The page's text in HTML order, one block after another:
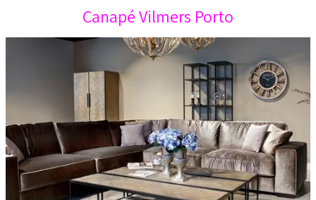
Vente en ligne
A propos
Eclairages & produits▼
Canapés
Catalogue
Contact
BLOG
Canapé Vilmers Porto